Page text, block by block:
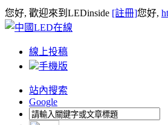
您好, 歡迎來到LEDinside [註冊]您好,
線上投稿
手機版
站內搜索
Google